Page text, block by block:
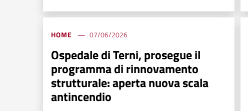
HOME 07/06/2026
Ospedale di Terni, prosegue il
programma di rinnovamento
strutturale: aperta nuova scala
antincendio